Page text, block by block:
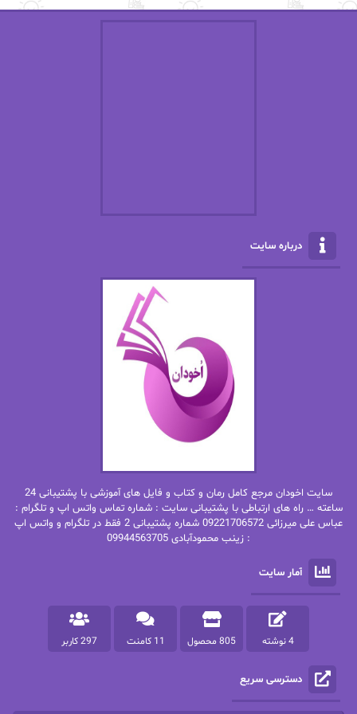
الناز محمدی
امیر فرهی
باران
بهار سلطانی
بهاره شیرازی
بهاره.م
بیتا فرخی
پاتریشیا ویلسون پرتو فرهمند
پرستو اسحقی
پرستو مهاجر
پرهام رسولی
پروانه قدیمی پروانه محمدی
پریسا شکور(طوفان خاموش)
درباره سایت
سایت اخودان مرجع کامل رمان و کتاب و فایل های آموزشی با پشتیبانی 24
ساعته … راه های ارتباطی با پشتیبانی سایت : شماره تماس واتس اپ و تلگرام :
عباس علی میرزائی 09221706572 شماره پشتیبانی 2 فقط در تلگرام و واتس اپ
: زینب محمودآبادی 09944563705
آمار سایت
4 نوشته 805 محصول 11 کامنت 297 کاربر
دسترسی سریع